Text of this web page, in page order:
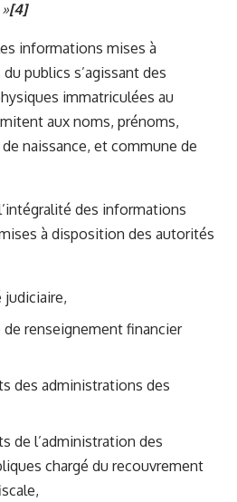
[4]
informations mises à
publics s’agissant des
immatriculées au
aux noms, prénoms,
naissance, et commune de
des informations
à disposition des autorités
judiciaire,
de renseignement financier
des administrations des
de l’administration des
chargé du recouvrement